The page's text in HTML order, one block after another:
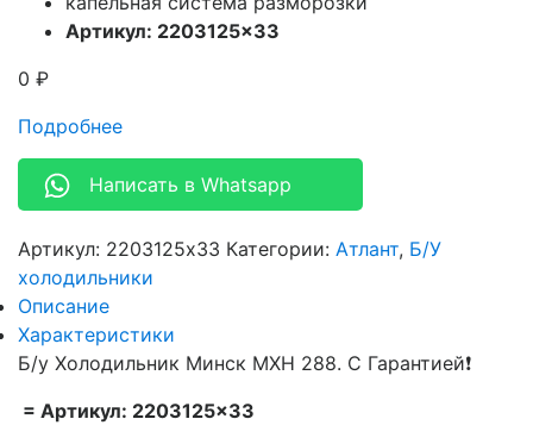
Артикул: 2203125×33
0 ₽
Подробнее
Написать в Whatsapp
Артикул: 2203125x33 Категории: Атлант, Б/У
холодильники
Описание
Характеристики
Б/у Холодильник Минск МХН 288. С Гарантией❗
= Артикул: 2203125×33